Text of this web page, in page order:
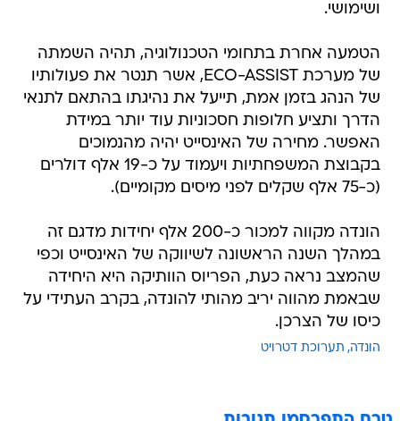
ושימושי.
הטמעה אחרת בתחומי הטכנולוגיה, תהיה השמתה
של מערכת ECO-ASSIST, אשר תנטר את פעולותיו
של הנהג בזמן אמת, תייעל את נהיגתו בהתאם לתנאי
הדרך ותציע חלופות חסכוניות עוד יותר במידת
האפשר. מחירה של האינסייט יהיה מהנמוכים
בקבוצת המשפחתיות ויעמוד על כ-19 אלף דולרים
(כ-75 אלף שקלים לפני מיסים מקומיים).
הונדה מקווה למכור כ-200 אלף יחידות מדגם זה
במהלך השנה הראשונה לשיווקה של האינסייט וכפי
שהמצב נראה כעת, הפריוס הוותיקה היא היחידה
שבאמת מהווה יריב מהותי להונדה, בקרב העתידי על
כיסו של הצרכן.
הונדה תערוכת דטרויט